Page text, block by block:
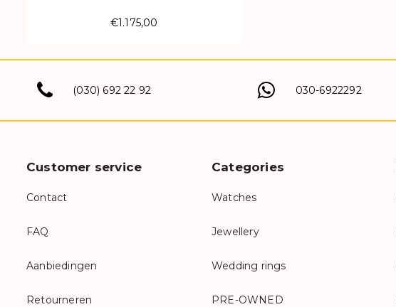
€1.175,00
(030) 692 22 92 030-6922292
Customer service
Contact
FAQ
Aanbiedingen
Retourneren
Categories
Watches
Jewellery
Wedding rings
PRE-OWNED